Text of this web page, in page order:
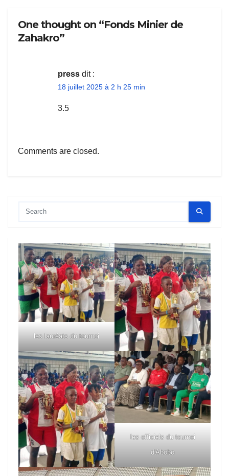
One thought on “Fonds Minier de
Zahakro”
press dit :
18 juillet 2025 à 2 h 25 min
3.5
Comments are closed.
les lauréats du tournoi
les officiels du tournoi
d'Abobo